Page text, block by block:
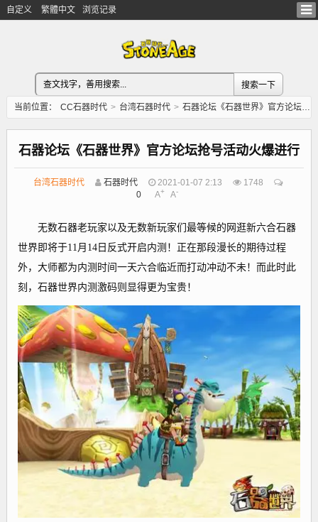
自定义 繁體中文 浏览记录
当前位置： CC石器时代 > 台湾石器时代 > 石器论坛《石器世界》官方论坛抢号活动火爆进行
石器论坛《石器世界》官方论坛抢号活动火爆进行
台湾石器时代 石器时代 2021-01-07 2:13
1748
0
A+ A-
无数石器老玩家以及无数新玩家们最等候的网逛新六合石器
世界即将于11月14日反式开启内测！正在那段漫长的期待过程
外，大师都为内测时间一天六合临近而打动冲动不未！而此时此
刻，石器世界内测激码则显得更为宝贵！